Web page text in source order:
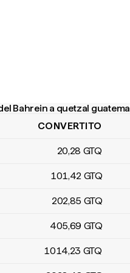
Bahrein a quetzal
Bahrein a quetzal
CONVERTITO
20,28 GTQ
101,42 GTQ
202,85 GTQ
405,69 GTQ
1014,23 GTQ